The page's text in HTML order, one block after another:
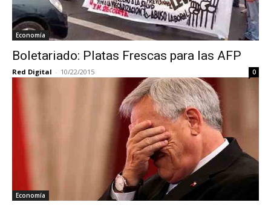
Economía
Boletariado: Platas Frescas para las AFP
Red Digital - 10/22/2015 0
Economía